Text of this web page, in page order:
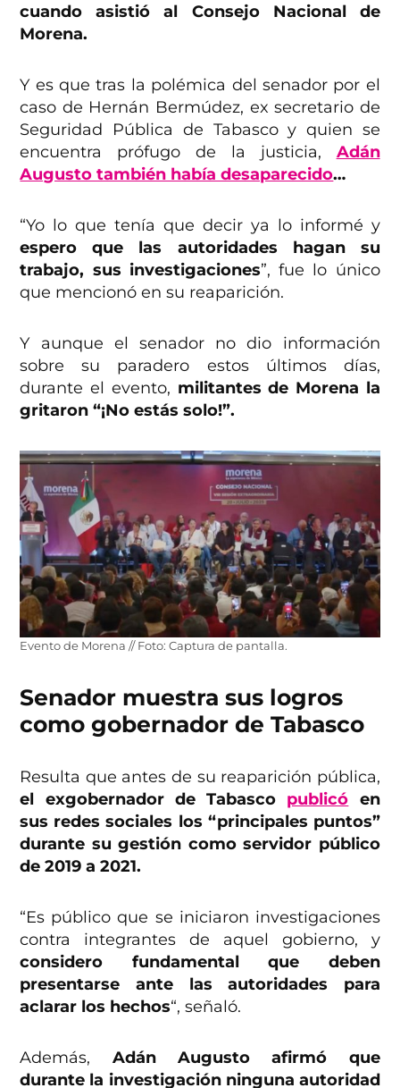
cuando asistió al Consejo Nacional de
Morena.
Y es que tras la polémica del senador por el
caso de Hernán Bermúdez, ex secretario de
Seguridad Pública de Tabasco y quien se
encuentra prófugo de la justicia, Adán
Augusto también había desaparecido…
“Yo lo que tenía que decir ya lo informé y
espero que las autoridades hagan su
trabajo, sus investigaciones”, fue lo único
que mencionó en su reaparición.
Y aunque el senador no dio información
sobre su paradero estos últimos días,
durante el evento, militantes de Morena la
gritaron “¡No estás solo!”.
Evento de Morena // Foto: Captura de pantalla.
Senador muestra sus logros
como gobernador de Tabasco
Resulta que antes de su reaparición pública,
el exgobernador de Tabasco publicó en
sus redes sociales los “principales puntos”
durante su gestión como servidor público
de 2019 a 2021.
“Es público que se iniciaron investigaciones
contra integrantes de aquel gobierno, y
considero fundamental que deben
presentarse ante las autoridades para
aclarar los hechos“, señaló.
Además, Adán Augusto afirmó que
durante la investigación ninguna autoridad